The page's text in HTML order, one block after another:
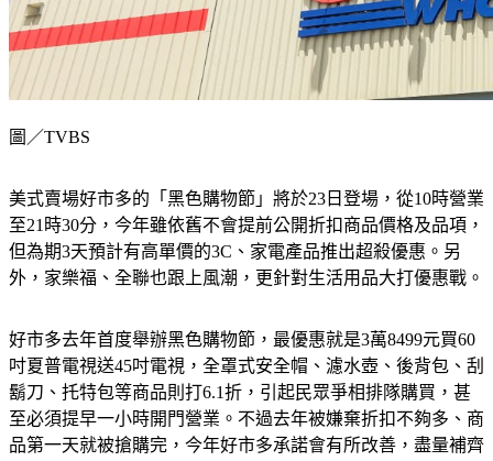
圖／TVBS
美式賣場好市多的「黑色購物節」將於23日登場，從10時營業
至21時30分，今年雖依舊不會提前公開折扣商品價格及品項，
但為期3天預計有高單價的3C、家電產品推出超殺優惠。另
外，家樂福、全聯也跟上風潮，更針對生活用品大打優惠戰。
好市多去年首度舉辦黑色購物節，最優惠就是3萬8499元買60
吋夏普電視送45吋電視，全罩式安全帽、濾水壺、後背包、刮
鬍刀、托特包等商品則打6.1折，引起民眾爭相排隊購買，甚
至必須提早一小時開門營業。不過去年被嫌棄折扣不夠多、商
品第一天就被搶購完，今年好市多承諾會有所改善，盡量補齊